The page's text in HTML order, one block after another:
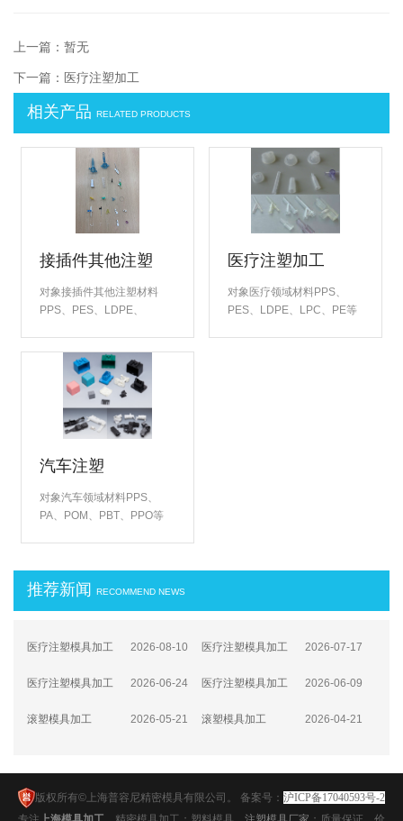
上一篇：暂无
下一篇： 医疗注塑加工
相关产品 RELATED PRODUCTS
接插件其他注塑
对象接插件其他注塑材料
PPS、PES、LDPE、
用精密设备加工、实行了以μ
作为管理单位、真正实现了
医疗注塑加工
对象医疗领域材料PPS、
PES、LDPE、LPC、PE等
汽车注塑
对象汽车领域材料PPS、
PA、POM、PBT、PPO等
发、在量产中，成功的实现
了低成本，赢得了客户的一
推荐新闻 RECOMMEND NEWS
2026-08-10
医疗注塑模具加工 2026-07-17
医疗注塑模具加工
2026-06-24
医疗注塑模具加工 2026-06-09
医疗注塑模具加工
2026-05-21
滚塑模具加工 2026-04-21
滚塑模具加工
版权所有©上海普容尼精密模具有限公司。 备案号： 沪ICP备17040593号-2